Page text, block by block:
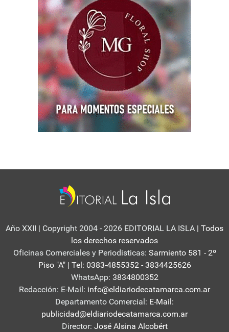
Año XXII | Copyright 2004 - 2026 EDITORIAL LA ISLA | Todos
los derechos reservados
Oficinas Comerciales y Periodisticas: Sarmiento 581 - 2º
Piso "A" | Tel: 0383-4855352 - 3834425626
WhatsApp: 3834800352
Redacción: E-Mail: info@eldiariodecatamarca.com.ar
Departamento Comercial: E-Mail:
publicidad@eldiariodecatamarca.com.ar
Director: José Alsina Alcobért